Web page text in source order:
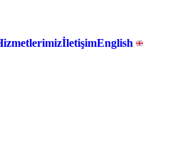
İletişimEnglish